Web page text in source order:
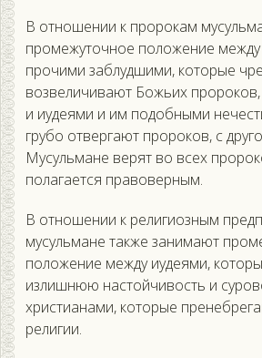
В отношении к пророкам
промежуточное положение
прочими заблудшими, которые
возвеличивают Божьих
и иудеями и им подобными
грубо отвергают пророков, с
Мусульмане верят во всех
полагается правоверным.
В отношении к религиозным
мусульмане также занимают
положение между иудеями,
излишнюю настойчивость и
христианами, которые
религии.